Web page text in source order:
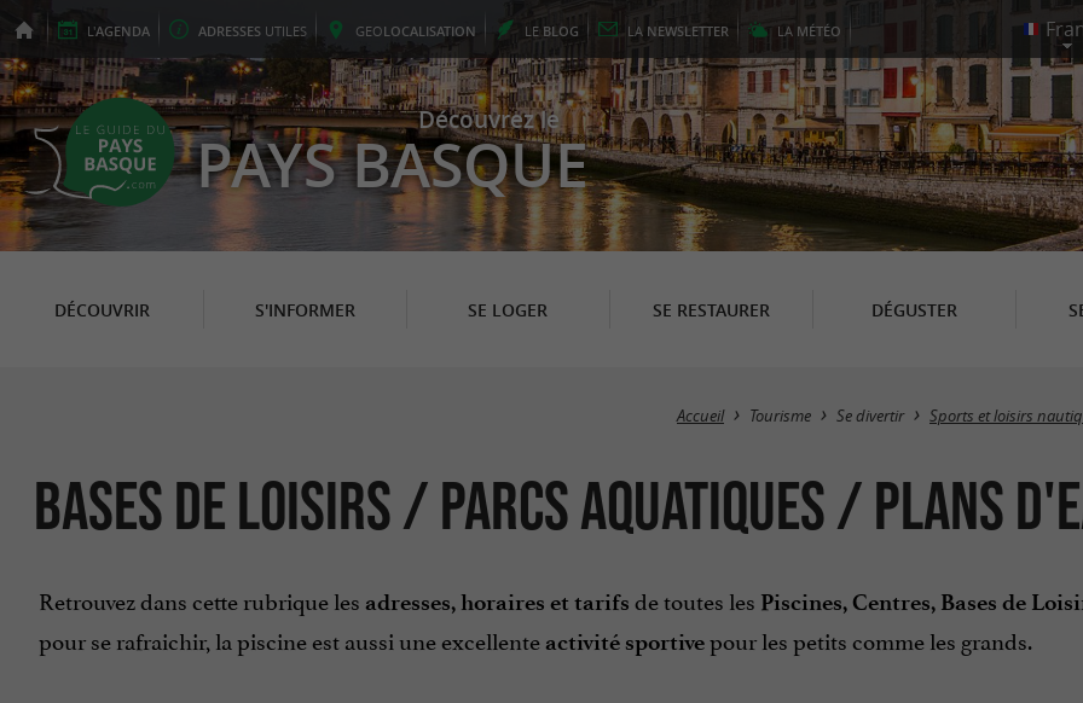
L'AGENDA ADRESSES UTILES GEOLOCALISATION LE BLOG LA NEWSLETTER LA MÉTÉO
Découvrez le
PAYS BASQUE
DÉCOUVRIR S'INFORMER SE LOGER SE RESTAURER DÉGUSTER
Accueil Tourisme Se divertir Sports et loisirs
Bases de Loisirs / Parcs aquatiques / Plans
Retrouvez dans cette rubrique les adresses, horaires et tarifs de toutes les Piscines,Centres, Bases de
pour se rafraichir, la piscine est aussi une excellente activité sportivepour les petits comme les grands.